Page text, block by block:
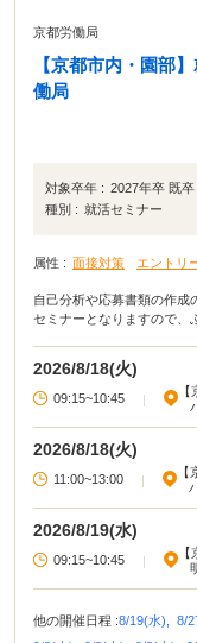
京都労働局
【京都市内・園部
働局
対象卒年 : 2027年卒 既卒
種別 : 就活セミナー
属性 : 面接対策 エントリ
自己分析や応募書類の作成
セミナーとなりますので、
2026/8/18(火)
09:15~10:45 |
2026/8/18(火)
11:00~13:00 |
【
2026/8/19(水)
09:15~10:45 |
他の開催日程 :8/19(水), 8/